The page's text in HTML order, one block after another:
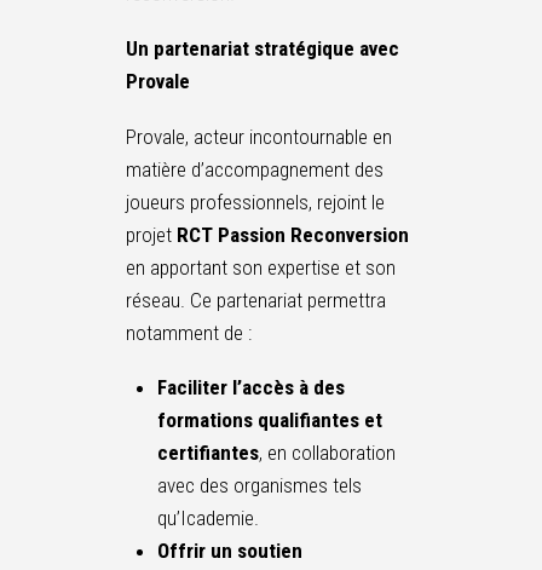
Un partenariat stratégique avec
Provale
Provale, acteur incontournable en
matière d’accompagnement des
joueurs professionnels, rejoint le
projet RCT Passion Reconversion
en apportant son expertise et son
réseau. Ce partenariat permettra
notamment de :
Faciliter l’accès à des
formations qualifiantes et
certifiantes, en collaboration
avec des organismes tels
qu’Icademie.
Offrir un soutien